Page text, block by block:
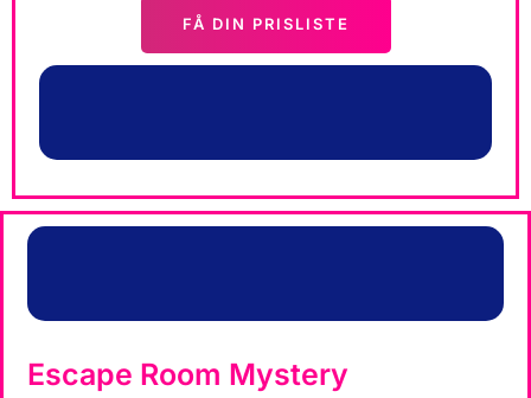
FÅ DIN PRISLISTE
Escape Room Mystery